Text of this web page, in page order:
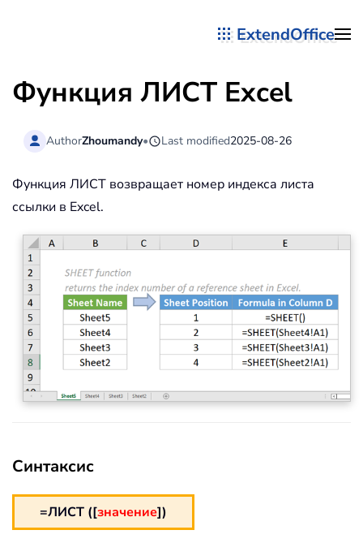
ExtendOffice
Функция ЛИСТ Excel
AuthorZhoumandy• Last modified2025-08-26
Функция ЛИСТ возвращает номер индекса листа
ссылки в Excel.
Синтаксис
=ЛИСТ ([значение])